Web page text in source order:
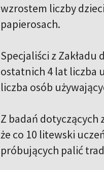
wzrostem liczby
papierosach.
Specjaliści z
ostatnich 4 lat liczba
liczba osób
Z badań
że co 10 litewski
próbujących palić